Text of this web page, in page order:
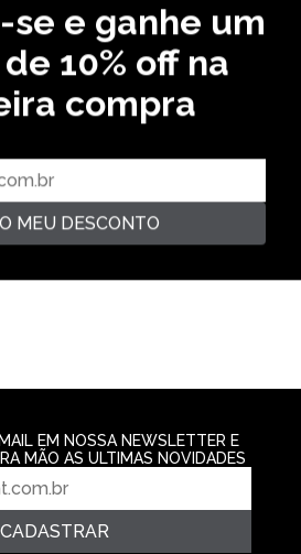
PODE GOSTAR
OVERSIZED
CAMISETA OVERSIZED
R$ 189,99
3‌x de R$ 63,33
R$ 159,99
e ganhe um
10% off na
compra
MEU DESCONTO
EM NOSSA NEWSLETTER E
MÃO AS ULTIMAS NOVIDADES
CADASTRAR